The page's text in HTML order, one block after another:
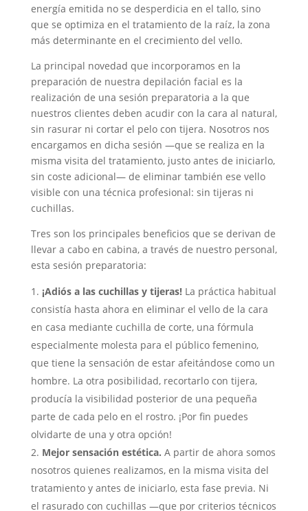
energía emitida no se desperdicia en el tallo, sino
que se optimiza en el tratamiento de la raíz, la zona
más determinante en el crecimiento del vello.
La principal novedad que incorporamos en la
preparación de nuestra depilación facial es la
realización de una sesión preparatoria a la que
nuestros clientes deben acudir con la cara al natural,
sin rasurar ni cortar el pelo con tijera. Nosotros nos
encargamos en dicha sesión —que se realiza en la
misma visita del tratamiento, justo antes de iniciarlo,
sin coste adicional— de eliminar también ese vello
visible con una técnica profesional: sin tijeras ni
cuchillas.
Tres son los principales beneficios que se derivan de
llevar a cabo en cabina, a través de nuestro personal,
esta sesión preparatoria:
¡Adiós a las cuchillas y tijeras! La práctica habitual
consistía hasta ahora en eliminar el vello de la cara
en casa mediante cuchilla de corte, una fórmula
especialmente molesta para el público femenino,
que tiene la sensación de estar afeitándose como un
hombre. La otra posibilidad, recortarlo con tijera,
producía la visibilidad posterior de una pequeña
parte de cada pelo en el rostro. ¡Por fin puedes
olvidarte de una y otra opción!
Mejor sensación estética. A partir de ahora somos
nosotros quienes realizamos, en la misma visita del
tratamiento y antes de iniciarlo, esta fase previa. Ni
el rasurado con cuchillas —que por criterios técnicos